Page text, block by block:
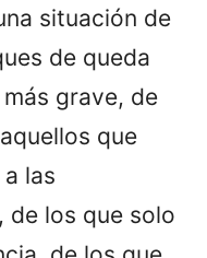
situación de
de queda
grave, de
que
las
de los que solo